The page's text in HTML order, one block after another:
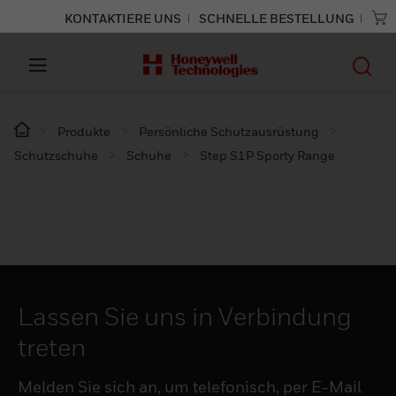
KONTAKTIERE UNS SCHNELLE BESTELLUNG
Produkte
Persönliche Schutzausrüstung
Schutzschuhe
Schuhe Step S1P Sporty Range
Lassen Sie uns in Verbindung
treten
Melden Sie sich an, um telefonisch, per E-Mail